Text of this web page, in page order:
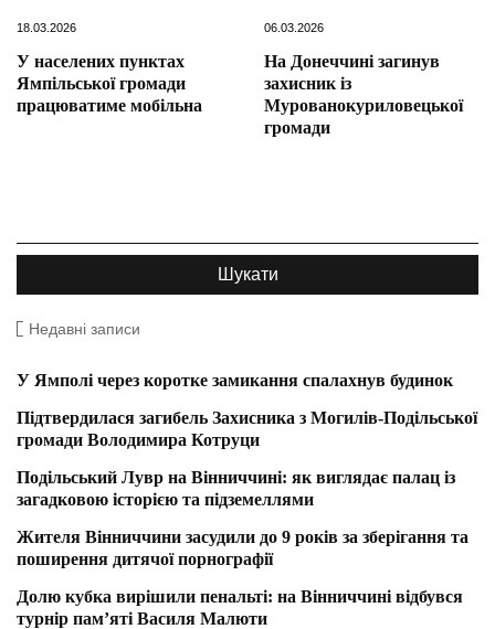
18.03.2026
У населених пунктах
Ямпільської громади
працюватиме мобільна
06.03.2026
На Донеччині загинув
захисник із
Мурованокуриловецької
громади
Недавні записи
У Ямполі через коротке замикання спалахнув будинок
Підтвердилася загибель Захисника з Могилів-Подільської
громади Володимира Котруци
Подільський Лувр на Вінниччині: як виглядає палац із
загадковою історією та підземеллями
Жителя Вінниччини засудили до 9 років за зберігання та
поширення дитячої порнографії
Долю кубка вирішили пенальті: на Вінниччині відбувся
турнір пам’яті Василя Малюти